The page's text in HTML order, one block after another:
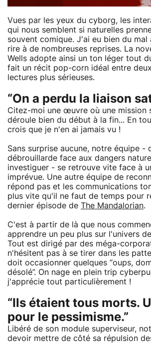
Vues par les yeux du cyborg, les
qui nous semblent si naturelles
souvent comique. J'ai eu bien du mal
rire à de nombreuses reprises. La
Wells adopte ainsi un ton léger tout
fait un récit pop-corn idéal entre
lectures plus sérieuses.
“On a perdu la liaison
Citez-moi une œuvre où une mission
déroule bien du début à la fin... En
crois que je n'en ai jamais vu !
Sans surprise aucune, notre équipe -
débrouillarde face aux dangers
investiguer - se retrouve vite face à
imprévue. Une autre équipe de
répond pas et les communications
plus vite qu'il ne faut de temps pour
dernier épisode de The Mandalorian.
C'est à partir de là que nous
apprendre un peu plus sur l'univers
Tout est dirigé par des méga-
n'hésitent pas à se tirer dans les
doit occasionner quelques “oups,
désolé”. On nage en plein trip
j'apprécie tout particulièrement !
“Ils étaient tous morts.
pour le pessimisme.”
Libéré de son module superviseur,
devoir mettre de côté sa répulsion